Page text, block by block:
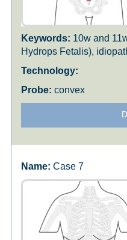
10w and
Hydrops Fetalis),
convex
Case 7